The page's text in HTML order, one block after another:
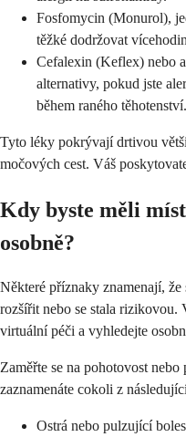
Fosfomycin (Monurol),
těžké dodržovat
Cefalexin (Keflex) nebo
alternativy, pokud jste
během raného těhotenství.
Tyto léky pokrývají drtivou
močových cest. Váš
Kdy byste měli
osobně?
Některé příznaky znamenají,
rozšířit nebo se stala rizikovou.
virtuální péči a vyhledejte
Zaměřte se na pohotovost
zaznamenáte cokoli z
Ostrá nebo pulzující